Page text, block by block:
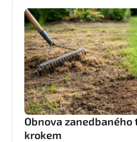
Obnova
krokem